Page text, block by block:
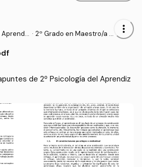
· 2º Grado en Maestro/a d
more_vert
de 2º Psicología del Aprendiz